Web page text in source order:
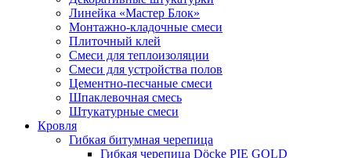
Линейка «Мастер Блок»
Монтажно-кладочные смеси
Плиточный клей
Смеси для теплоизоляции
Смеси для устройства полов
Цементно-песчаные смеси
Шпаклевочная смесь
Штукатурные смеси
Кровля
Гибкая битумная черепица
Гибкая черепица Döcke PIE GOLD